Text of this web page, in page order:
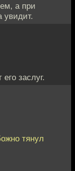
а при
увидит.
заслуг.
тянул